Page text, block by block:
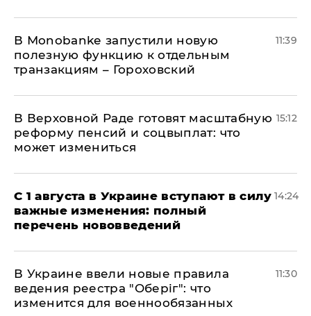
В Мonobankе запустили новую
полезную функцию к отдельным
транзакциям – Гороховский
11:39
В Верховной Раде готовят масштабную
реформу пенсий и соцвыплат: что
может измениться
15:12
С 1 августа в Украине вступают в силу
важные изменения: полный
перечень нововведений
14:24
В Украине ввели новые правила
ведения реестра "Оберіг": что
изменится для военнообязанных
11:30